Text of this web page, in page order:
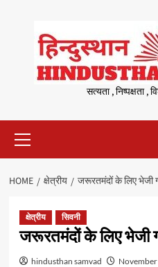
content
सत्यता , निष्पक्षता ,
Menu
HOME क्षेत्रीय जरूरतमंदों के लिए भेजी
क्षेत्रीय सिवनी
जरूरतमंदों के लिए भेजी
hindusthan samvad